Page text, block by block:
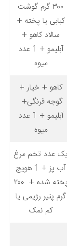
۳۰۰ گرم گوشت
کبابی یا پخته +
سالاد کاهو +
آبلیمو + 1 عدد
میوه
کاهو + خیار +
گوجه فرنگی+
آبلیمو + 1 عدد
میوه
یک عدد تخم مرغ
آب پز + 1 هویج
پخته شده + ۲۰۰
گرم پنیر رژیمی یا
کم نمک